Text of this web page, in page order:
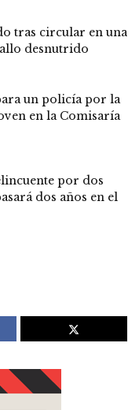
tras circular en una
desnutrido
un policía por la
en la Comisaría
por dos
dos años en el